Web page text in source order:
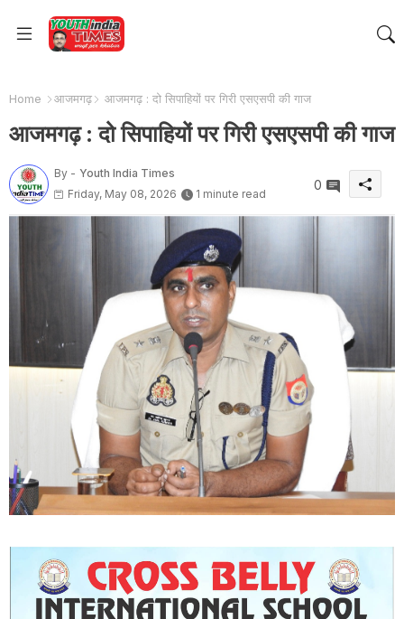
Home आजमगढ़ आजमगढ़ : दो सिपाहियों पर गिरी एसएसपी की गाज
आजमगढ़ : दो सिपाहियों पर गिरी एसएसपी की गाज
By - Youth India Times
Friday, May 08, 2026
1 minute read
0